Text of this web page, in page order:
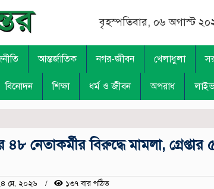
বৃহস্পতিবার, ০৬ অগাস্ট
আন্তর্জাতিক নগর-জীবন খেলাধুলা
বিনোদন শিক্ষা ধর্ম ও জীবন অপরাধ
নেতাকর্মীর বিরুদ্ধে মামলা, গ্রেপ্তার
মে, ২০২৬ ১৩৭ বার পঠিত